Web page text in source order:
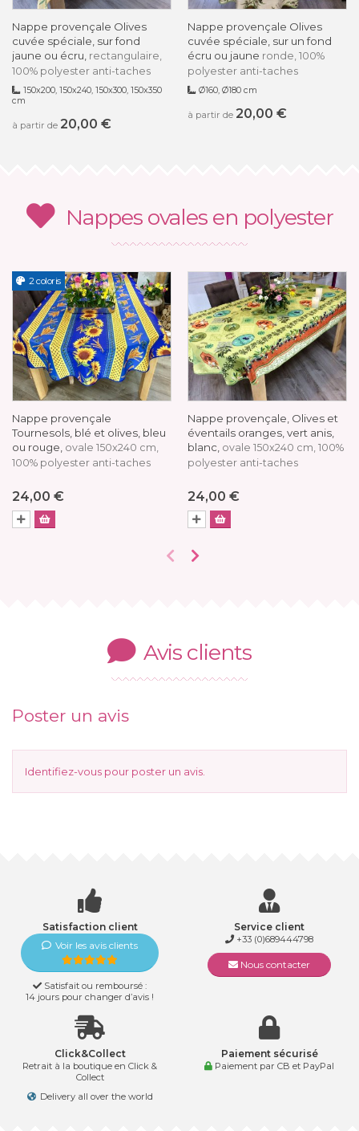
Nappe provençale Olives
cuvée spéciale, sur fond
jaune ou écru, rectangulaire,
100% polyester anti-taches
150x200, 150x240, 150x300, 150x350
cm
à partir de 20,00 €
Nappe provençale Olives
cuvée spéciale, sur un fond
écru ou jaune ronde, 100%
polyester anti-taches
Ø160, Ø180 cm
à partir de 20,00 €
Nappes ovales en polyester
2 coloris
Nappe provençale
Tournesols, blé et olives, bleu
ou rouge, ovale 150x240 cm,
100% polyester anti-taches
24,00 €
Nappe provençale, Olives et
éventails oranges, vert anis,
blanc, ovale 150x240 cm, 100%
polyester anti-taches
24,00 €
Avis clients
Poster un avis
Identifiez-vous pour poster un avis.
Satisfaction client
Voir les avis clients
Satisfait ou remboursé :
14 jours pour changer d’avis !
Service client
+33 (0)689444798
Nous contacter
Click&Collect
Retrait à la boutique en Click &
Collect
Delivery all over the world
Paiement sécurisé
Paiement par CB et PayPal